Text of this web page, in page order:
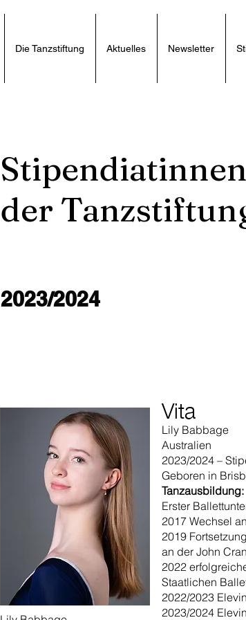
Die Tanzstiftung Aktuelles Newsletter
der
2023/2024
Vita
Lily Babbage
Australien
2023/2024 –
Geboren in
Tanzausbildung:
Erster
2017 Wechsel
2019
an der John
2022
Staatlichen
2022/2023
2023/2024